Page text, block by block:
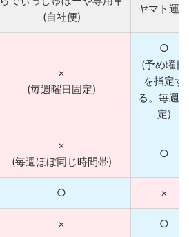
(自社便)
ヤマト運輸
×
(毎週曜日固定)
○
(予め曜日
を指定す
る。毎週固
定)
×
(毎週ほぼ同じ時間帯)
○
○ ×
× ○